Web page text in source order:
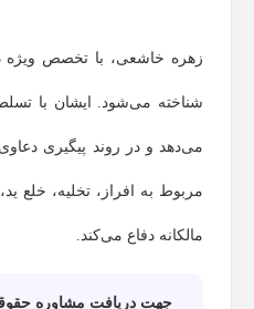
زهره خاشعی، با تخصص ویژه
شناخته می‌شود. ایشان با تسلط
می‌دهد و در روند پیگیری
مربوط به افراز، تخلیه، خلع
مالکانه دفاع می‌کند.
جهت دریافت مشاوره